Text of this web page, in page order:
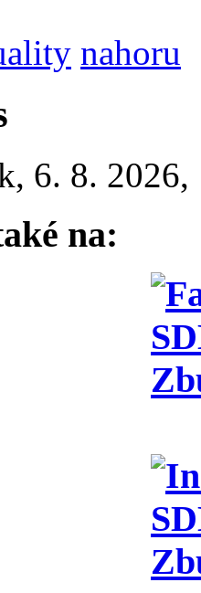
nahoru
, 6. 8. 2026,
na: